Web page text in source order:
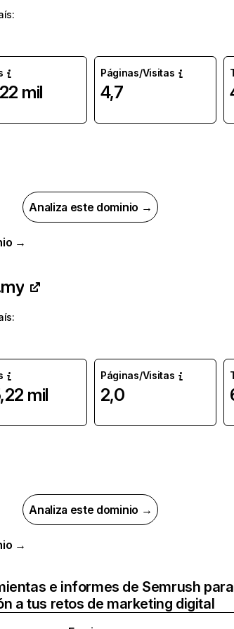
:
mil
Páginas/Visitas
4,7
Analiza este dominio →
→
:
mil
Páginas/Visitas
2,0
Analiza este dominio →
→
e informes de Semrush para
a tus retos de marketing digital